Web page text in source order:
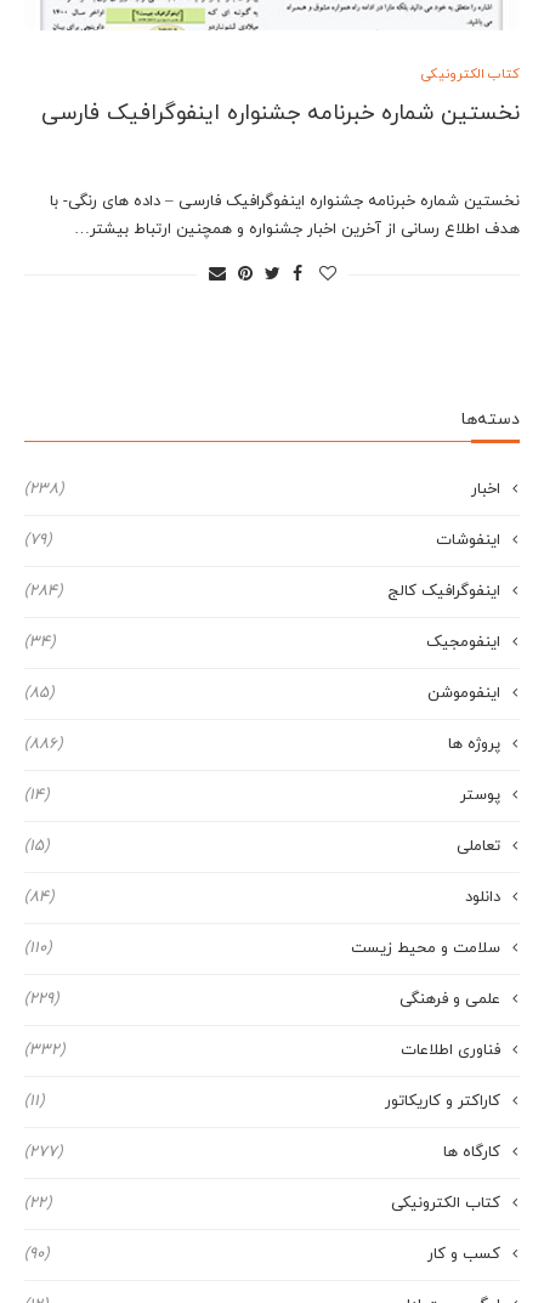
کتاب الکترونیکی
نخستین شماره خبرنامه جشنواره اینفوگرافیک فارسی
نخستین شماره خبرنامه جشنواره اینفوگرافیک فارسی – داده های رنگی- با
هدف اطلاع رسانی از آخرین اخبار جشنواره و همچنین ارتباط بیشتر…
دسته‌ها
اخبار (238)
اینفوشات (79)
اینفوگرافیک کالج (284)
اینفومجیک (34)
اینفوموشن (85)
پروژه ها (886)
پوستر (14)
تعاملی (15)
دانلود (84)
سلامت و محیط زیست (110)
علمی و فرهنگی (229)
فناوری اطلاعات (332)
کاراکتر و کاریکاتور (11)
کارگاه ها (277)
کتاب الکترونیکی (22)
کسب و کار (90)